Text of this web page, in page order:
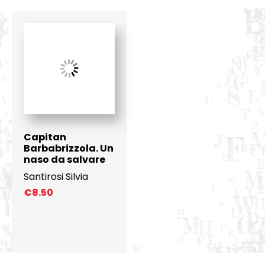
Capitan
Barbabrizzola. Un
naso da salvare
Santirosi Silvia
€8.50